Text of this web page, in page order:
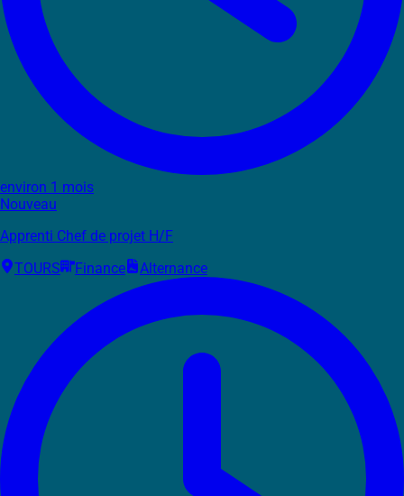
environ 1 mois
Nouveau
Apprenti Chef de projet H/F
TOURS
Finance Alternance